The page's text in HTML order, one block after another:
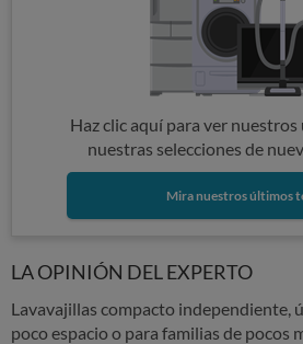
Haz clic aquí para ver
nuestras selecciones de
Mira nuestros últimos
LA OPINIÓN DEL EXPERTO
Lavavajillas compacto independiente,
poco espacio o para familias de pocos